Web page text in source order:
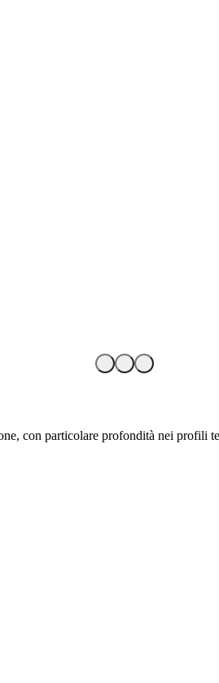
con particolare profondità nei profili